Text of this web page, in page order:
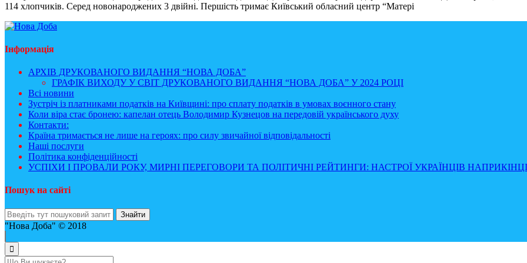
114 хлопчиків. Серед новонароджених 3 двійні. Першість тримає Київський обласний центр “Матері
Інформація
АРХІВ ДРУКОВАНОГО ВИДАННЯ “НОВА ДОБА”
ГРАФІК ВИХОДУ У СВІТ ДРУКОВАНОГО ВИДАННЯ “НОВА ДОБА” У 2024 РОЦІ
Всі новини
Зустріч із платниками податків на Київщині: про сплату податків в умовах воєнного стану
Коли віра стає бронею: капелан отець Володимир Кузнецов на передовій українського духу
Контакти:
Країна тримається не лише на героях: про силу звичайної відповідальності
Наші послуги
Політика конфіденційності
УСПІХИ І ПРОВАЛИ РОКУ, МИРНІ ПЕРЕГОВОРИ ТА ПОЛІТИЧНІ РЕЙТИНГИ: НАСТРОЇ УКРАЇНЦІВ НАПРИКІНЦІ
Пошук на сайті
"Нова Доба" © 2018